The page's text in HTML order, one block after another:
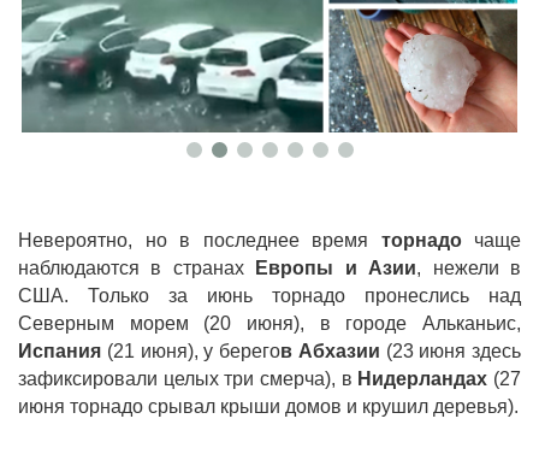
Невероятно, но в последнее время торнадочаще
наблюдаются в странах
Европы и Азии, нежели в
США. Только за июнь торнадо пронеслись над
Северным морем (20 июня), в городе Альканьис,
Испания (21 июня), у берегов Абхазии (23 июня здесь
зафиксировали целых три смерча), в Нидерландах (27
июня торнадо срывал крыши домов и крушил деревья).